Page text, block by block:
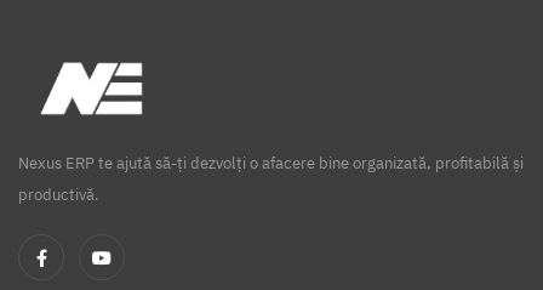
Nexus ERP te ajută să-ți dezvolți o afacere bine organizată, profitabilă și
productivă.